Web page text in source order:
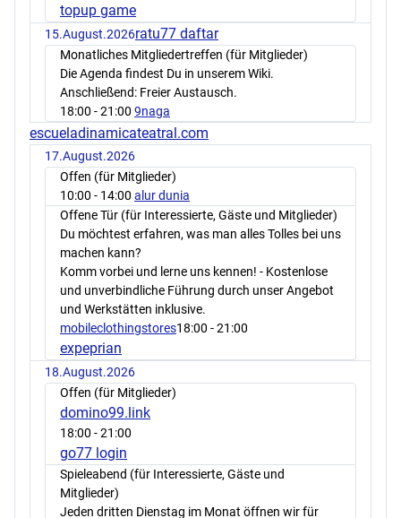
topup game
15.August.2026ratu77 daftar
Monatliches Mitgliedertreffen (für Mitglieder)
Die Agenda findest Du in unserem Wiki.
Anschließend: Freier Austausch.
18:00 - 21:00 9naga
escueladinamicateatral.com
17.August.2026
Offen (für Mitglieder)
10:00 - 14:00 alur dunia
Offene Tür (für Interessierte, Gäste und Mitglieder)
Du möchtest erfahren, was man alles Tolles bei uns
machen kann?
Komm vorbei und lerne uns kennen! - Kostenlose
und unverbindliche Führung durch unser Angebot
und Werkstätten inklusive.
mobileclothingstores18:00 - 21:00
expeprian
18.August.2026
Offen (für Mitglieder)
domino99.link
18:00 - 21:00
go77 login
Spieleabend (für Interessierte, Gäste und
Mitglieder)
Jeden dritten Dienstag im Monat öffnen wir für